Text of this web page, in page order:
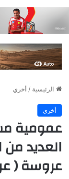
الرئيسية / أخري
أخري
عمومية
عروسة (